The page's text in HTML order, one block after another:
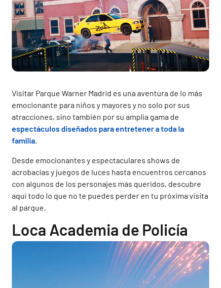
Visitar Parque Warner Madrid es una aventura de lo más
emocionante para niños y mayores y no solo por sus
atracciones, sino también por su amplia gama de
espectáculos diseñados para entretener a toda la
familia.
Desde emocionantes y espectaculares shows de
acrobacias y juegos de luces hasta encuentros cercanos
con algunos de los personajes más queridos, descubre
aquí todo lo que no te puedes perder en tu próxima visita
al parque.
Loca Academia de Policía